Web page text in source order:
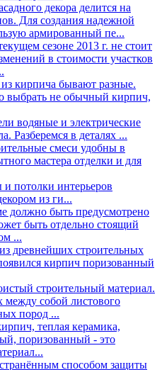
декора делится на
Для создания надежной
армированный пе...
сезоне 2013 г. не стоит
в стоимости участков
кирпича бывают разные.
выбрать не обычный кирпич,
водяные и электрические
Разберемся в деталях ...
смеси удобны в
мастера отделки и для
потолки интерьеров
из ги...
должно быть предусмотрено
быть отдельно стоящий
...
древнейших строительных
кирпич поризованный
строительный материал.
между собой листового
пород ...
теплая керамика,
поризованный - это
способом защиты